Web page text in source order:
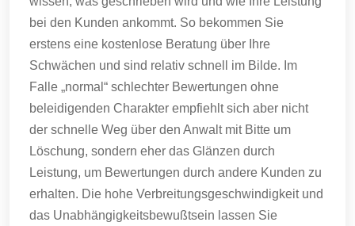
bei den Kunden ankommt. So bekommen Sie
erstens eine kostenlose Beratung über Ihre
Schwächen und sind relativ schnell im Bilde. Im
Falle „normal“ schlechter Bewertungen ohne
beleidigenden Charakter empfiehlt sich aber nicht
der schnelle Weg über den Anwalt mit Bitte um
Löschung, sondern eher das Glänzen durch
Leistung, um Bewertungen durch andere Kunden zu
erhalten. Die hohe Verbreitungsgeschwindigkeit und
das Unabhängigkeitsbewußtsein lassen Sie